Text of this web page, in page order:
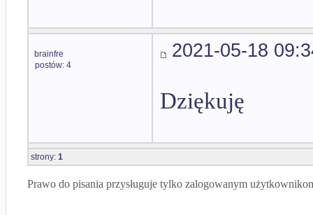
brainfre
postów: 4
2021-05-18
Dziękuję
strony: 1
Prawo do pisania przysługuje tylko zalogowanym